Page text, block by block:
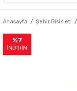
Anasayfa Şehir Bisikleti
%7
İNDİRİM